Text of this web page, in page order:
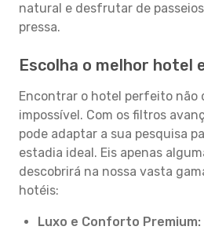
natural e desfrutar de
pressa.
Escolha o melhor hotel
Encontrar o hotel perfeito não
impossível. Com os filtros
pode adaptar a sua pesquisa
estadia ideal. Eis apenas
descobrirá na nossa vasta
hotéis:
Luxo e Conforto Premium: